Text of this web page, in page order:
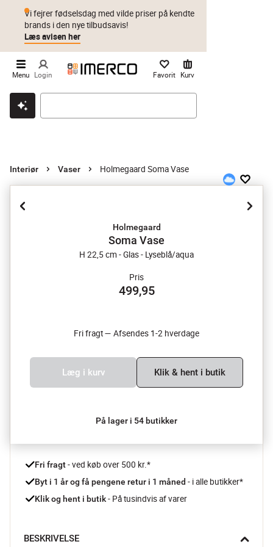
Klik & hent Byt i 1 år Prismatch
Vi fejrer fødselsdag med vilde priser på kendte
brands i den nye tilbudsavis!
Læs avisen her
Menu Login Favorit Kurv
Interiør Vaser Holmegaard Soma Vase
Holmegaard
Soma Vase
H 22,5 cm - Glas - Lyseblå/aqua
Pris
499,95
Fri fragt — Afsendes 1-2 hverdage
Læg i kurv Klik & hent i butik
På lager i 54 butikker
Fri fragt - ved køb over 500 kr.*
Byt i 1 år og få pengene retur i 1 måned - i alle butikker*
Klik og hent i butik - På tusindvis af varer
BESKRIVELSE